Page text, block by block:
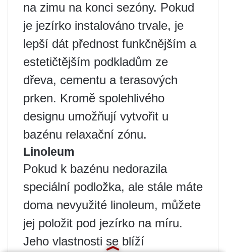
na zimu na konci sezóny. Pokud
je jezírko instalováno trvale, je
lepší dát přednost funkčnějším a
estetičtějším podkladům ze
dřeva, cementu a terasových
prken. Kromě spolehlivého
designu umožňují vytvořit u
bazénu relaxační zónu.
Linoleum
Pokud k bazénu nedorazila
speciální podložka, ale stále máte
doma nevyužité linoleum, můžete
jej položit pod jezírko na míru.
Jeho vlastnosti se blíží